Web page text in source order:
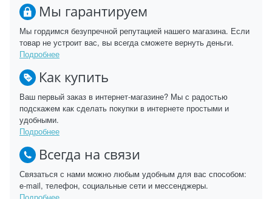
Мы гарантируем
Мы гордимся безупречной репутацией нашего магазина. Если
товар не устроит вас, вы всегда сможете вернуть деньги.
Подробнее
Как купить
Ваш первый заказ в интернет-магазине? Мы с радостью
подскажем как сделать покупки в интернете простыми и
удобными.
Подробнее
Всегда на связи
Связаться с нами можно любым удобным для вас способом:
e-mail, телефон, социальные сети и мессенджеры.
Подробнее